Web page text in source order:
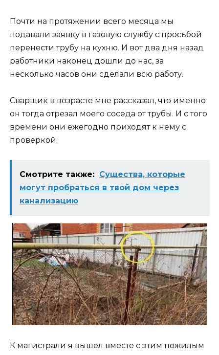
Почти на протяжении всего месяца мы
подавали заявку в газовую службу с просьбой
перенести трубу на кухню. И вот два дня назад
работники наконец дошли до нас, за
несколько часов они сделали всю работу.
Сварщик в возрасте мне рассказал, что именно
он тогда отрезал моего соседа от трубы. И с того
времени они ежегодно приходят к нему с
проверкой.
Смотрите также: Существа, которые
могут пробраться в твой дом через
канализацию
К магистрали я вышел вместе с этим пожилым